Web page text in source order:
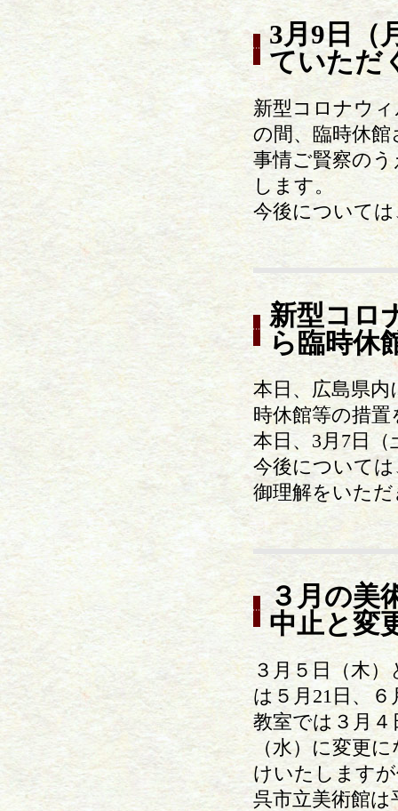
3月9日（
ていただ
新型コロナウ
の間、臨時休
事情ご賢察の
します。
今後について
新型コロ
ら臨時休
本日、広島県
時休館等の措
本日、3月7日
今後について
御理解をいた
３月の美
中止と変
３月５日（木
は５月21日、
教室では３月４
（水）に変更
けいたします
呉市立美術館